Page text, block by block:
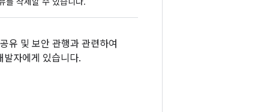
유 및 보안 관행과 관련하여
자에게 있습니다.